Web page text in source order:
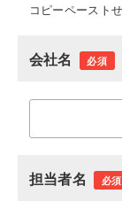
コピーペースト
会社名 必須
担当者名 必須